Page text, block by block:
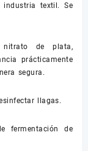
textil. Se
de plata,
prácticamente
segura.
llagas.
fermentación de